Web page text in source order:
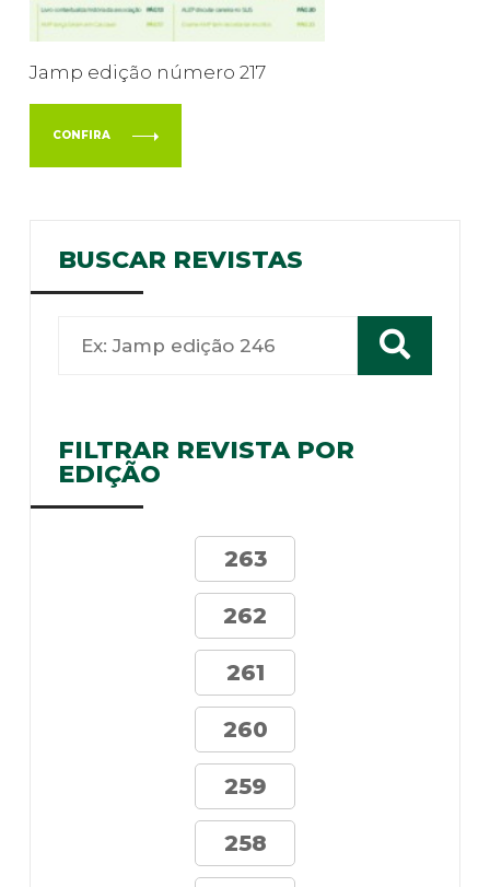
Jamp edição número 217
CONFIRA
BUSCAR REVISTAS
FILTRAR REVISTA POR
EDIÇÃO
263
262
261
260
259
258